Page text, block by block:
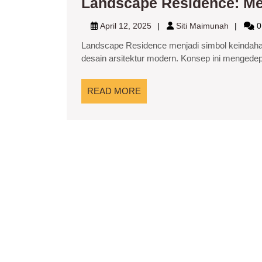
April 12, 2025April
2025
Siti Maimunah Siti
Landscape Residence menjadi simbol
desain arsitektur modern. Konsep ini
READ MORE
MORE